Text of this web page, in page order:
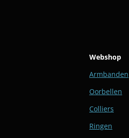
Webshop
Armbanden
Oorbellen
Colliers
Ringen